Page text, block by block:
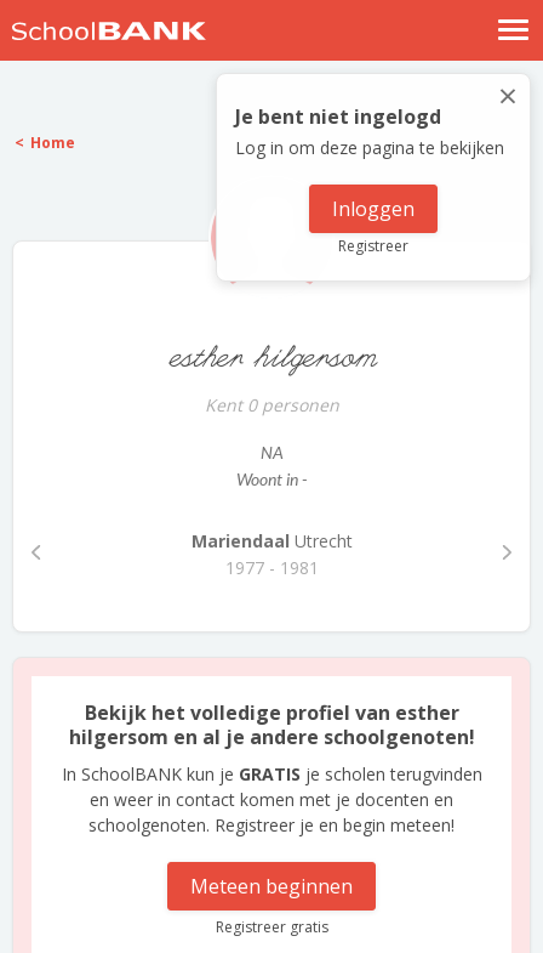
Nostalgische verhalen
Log in
Meld je gratis aan
×
Je bent niet ingelogd
Log in om deze pagina te bekijken
Inloggen
Registreer
Home
esther hilgersom
Kent 0 personen
NA
Woont in -
Mariendaal Utrecht
1977 - 1981
Bekijk het volledige profiel van esther
hilgersom en al je andere schoolgenoten!
In SchoolBANK kun je GRATIS je scholen terugvinden
en weer in contact komen met je docenten en
schoolgenoten. Registreer je en begin meteen!
Meteen beginnen
Registreer gratis